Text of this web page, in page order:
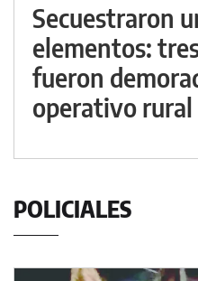
Secuestraron
elementos:
fueron
operativo rural
POLICIALES